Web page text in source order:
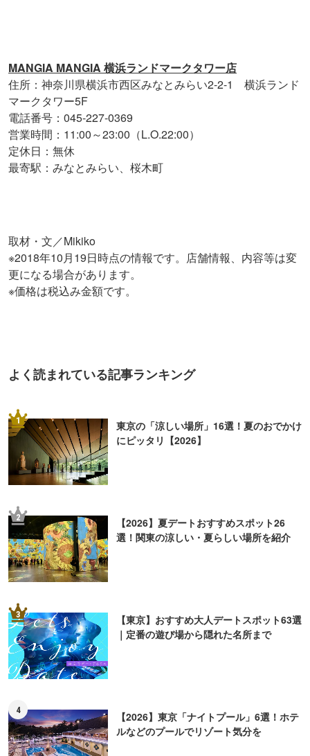
MANGIA MANGIA 横浜ランドマークタワー店
住所：神奈川県横浜市西区みなとみらい2-2-1 横浜ランド
マークタワー5F
電話番号：045-227-0369
営業時間：11:00～23:00（L.O.22:00）
定休日：無休
最寄駅：みなとみらい、桜木町
取材・文／Mikiko
※2018年10月19日時点の情報です。店舗情報、内容等は変
更になる場合があります。
※価格は税込み金額です。
よく読まれている記事ランキング
1
東京の「涼しい場所」16選！夏のおでかけ
にピッタリ【2026】
2
【2026】夏デートおすすめスポット26
選！関東の涼しい・夏らしい場所を紹介
3
【東京】おすすめ大人デートスポット63選
｜定番の遊び場から隠れた名所まで
4
【2026】東京「ナイトプール」6選！ホテ
ルなどのプールでリゾート気分を